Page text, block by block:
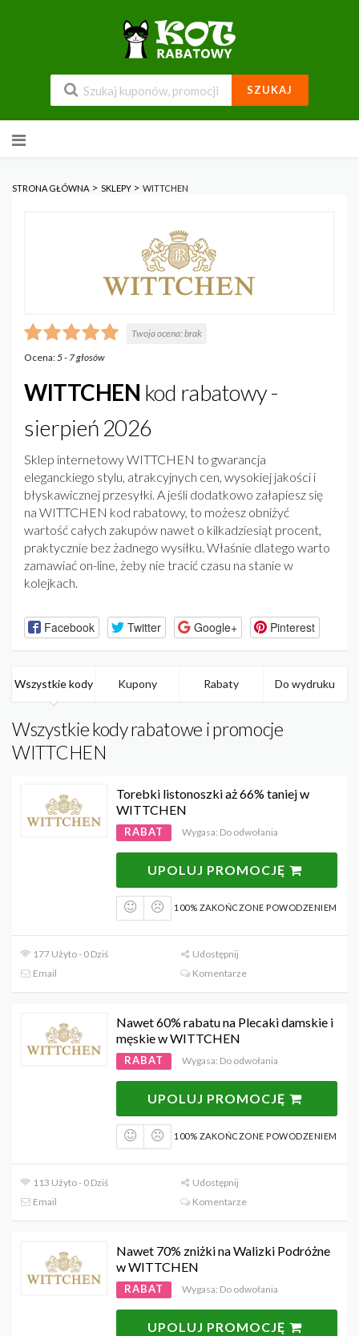
SZUKAJ
do
STRONA GŁÓWNA > SKLEPY > WITTCHEN
Twoja ocena:brak
Ocena:5- 7głosów
WITTCHEN kod rabatowy -
sierpień 2026
Sklep internetowy WITTCHEN to gwarancja
eleganckiego stylu, atrakcyjnych cen, wysokiej jakości i
błyskawicznej przesyłki. A jeśli dodatkowo załapiesz się
na WITTCHEN kod rabatowy, to możesz obniżyć
wartość całych zakupów nawet o kilkadziesiąt procent,
praktycznie bez żadnego wysiłku. Właśnie dlatego warto
zamawiać on-line, żeby nie tracić czasu na stanie w
kolejkach.
Facebook Twitter Google+ Pinterest
Wszystkie kody Kupony Rabaty Do wydruku
Wszystkie kody rabatowe i promocje
WITTCHEN
Torebki listonoszki aż 66% taniej w
WITTCHEN
RABAT Wygasa: Do odwołania
UPOLUJ PROMOCJĘ
100% ZAKOŃCZONE POWODZENIEM
177 Użyto - 0 Dziś
Udostępnij
Email
Komentarze
Nawet 60% rabatu na Plecaki damskie i
męskie w WITTCHEN
RABAT Wygasa: Do odwołania
UPOLUJ PROMOCJĘ
100% ZAKOŃCZONE POWODZENIEM
113 Użyto - 0 Dziś
Udostępnij
Email
Komentarze
Nawet 70% zniżki na Walizki Podróżne
w WITTCHEN
RABAT Wygasa: Do odwołania
UPOLUJ PROMOCJĘ